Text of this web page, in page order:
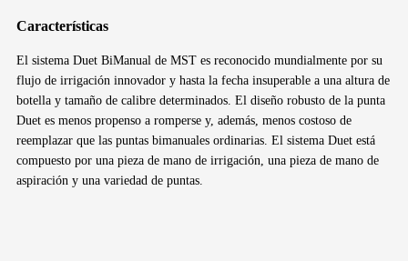
Características
El sistema Duet BiManual de MST es reconocido mundialmente por su
flujo de irrigación innovador y hasta la fecha insuperable a una altura de
botella y tamaño de calibre determinados. El diseño robusto de la punta
Duet es menos propenso a romperse y, además, menos costoso de
reemplazar que las puntas bimanuales ordinarias. El sistema Duet está
compuesto por una pieza de mano de irrigación, una pieza de mano de
aspiración y una variedad de puntas.